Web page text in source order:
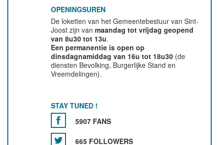
OPENINGSUREN
De loketten van het Gemeentebestuur van Sint-
Joost zijn vanmaandag tot vrijdag geopend
van 8u30 tot 13u.
Een permanentie is open op
dinsdagnamiddag van 16u tot 18u30 (de
diensten Bevolking, Burgerlijke Stand en
Vreemdelingen).
STAY TUNED !
5907 FANS
665 FOLLOWERS